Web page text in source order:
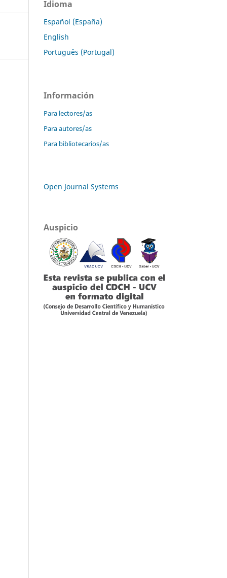
Idioma
Español (España)
English
Português (Portugal)
Información
Para lectores/as
Para autores/as
Para bibliotecarios/as
Open Journal Systems
Auspicio